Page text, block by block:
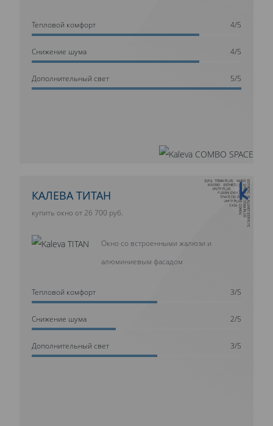
Тепловой комфорт 4/5
Cнижение шума 4/5
Дополнительный свет 5/5
10 ЛЕТ ГАРАНТИИ
КАЛЕВА ТИТАН
купить окно от 26 700 руб.
Окно со встроенными жалюзи и
алюминиевым фасадом
Тепловой комфорт 3/5
Cнижение шума 2/5
Дополнительный свет 3/5